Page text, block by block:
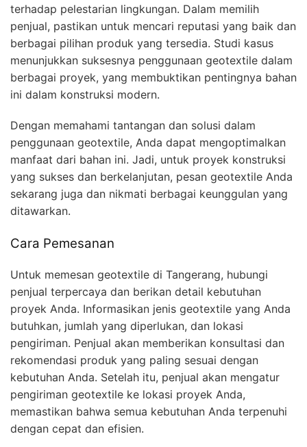
terhadap pelestarian lingkungan. Dalam memilih
penjual, pastikan untuk mencari reputasi yang baik dan
berbagai pilihan produk yang tersedia. Studi kasus
menunjukkan suksesnya penggunaan geotextile dalam
berbagai proyek, yang membuktikan pentingnya bahan
ini dalam konstruksi modern.
Dengan memahami tantangan dan solusi dalam
penggunaan geotextile, Anda dapat mengoptimalkan
manfaat dari bahan ini. Jadi, untuk proyek konstruksi
yang sukses dan berkelanjutan, pesan geotextile Anda
sekarang juga dan nikmati berbagai keunggulan yang
ditawarkan.
Cara Pemesanan
Untuk memesan geotextile di Tangerang, hubungi
penjual terpercaya dan berikan detail kebutuhan
proyek Anda. Informasikan jenis geotextile yang Anda
butuhkan, jumlah yang diperlukan, dan lokasi
pengiriman. Penjual akan memberikan konsultasi dan
rekomendasi produk yang paling sesuai dengan
kebutuhan Anda. Setelah itu, penjual akan mengatur
pengiriman geotextile ke lokasi proyek Anda,
memastikan bahwa semua kebutuhan Anda terpenuhi
dengan cepat dan efisien.